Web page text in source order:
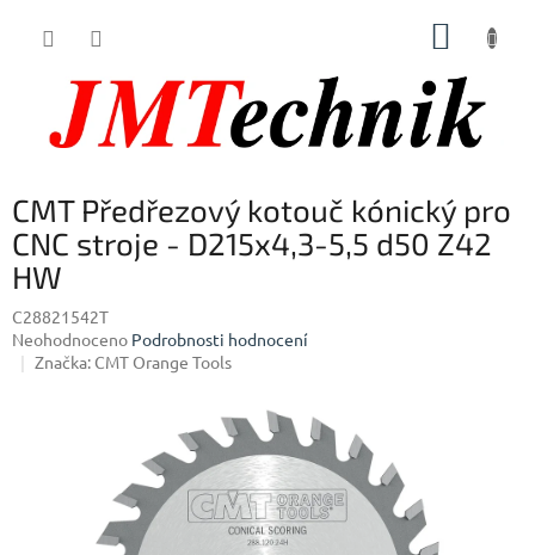
CMT Předřezový kotouč kónický pro
CNC stroje - D215x4,3-5,5 d50 Z42
HW
C28821542T
Průměrné
hodnocení
Neohodnoceno Podrobnosti hodnocení
Značka: CMT Orange Tools